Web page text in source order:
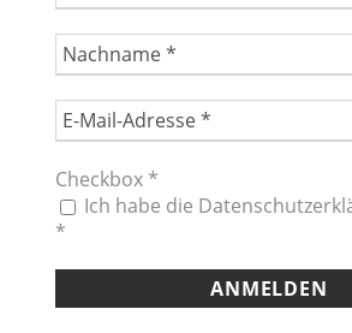
Checkbox *
Ich habe die
*